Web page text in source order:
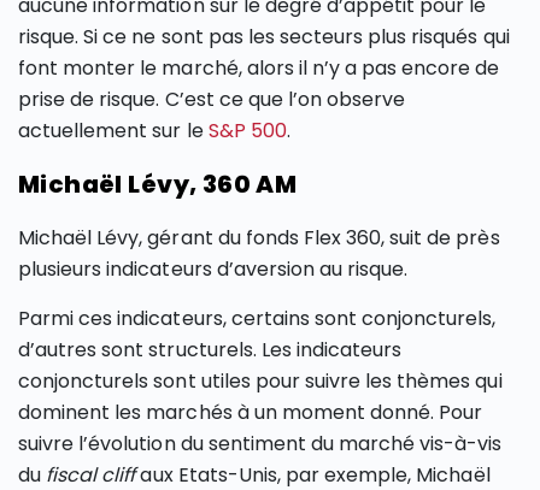
risque. Si ce ne sont pas les secteurs plus risqués qui
font monter le marché, alors il n’y a pas encore de
prise de risque. C’est ce que l’on observe
actuellement sur leS&P 500.
Michaël Lévy, 360 AM
Michaël Lévy, gérant du fonds Flex 360, suit de près
plusieurs indicateurs d’aversion au risque.
Parmi ces indicateurs, certains sont conjoncturels,
d’autres sont structurels. Les indicateurs
conjoncturels sont utiles pour suivre les thèmes qui
dominent les marchés à un moment donné. Pour
suivre l’évolution du sentiment du marché vis-à-vis
du fiscal cliffaux Etats-Unis, par exemple, Michaël